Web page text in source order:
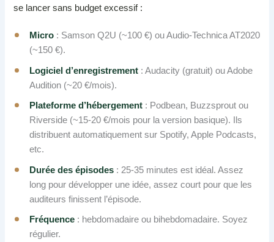
se lancer sans budget excessif :
Micro : Samson Q2U (~100 €) ou Audio-Technica AT2020
(~150 €).
Logiciel d’enregistrement : Audacity (gratuit) ou Adobe
Audition (~20 €/mois).
Plateforme d’hébergement : Podbean, Buzzsprout ou
Riverside (~15-20 €/mois pour la version basique). Ils
distribuent automatiquement sur Spotify, Apple Podcasts,
etc.
Durée des épisodes : 25-35 minutes est idéal. Assez
long pour développer une idée, assez court pour que les
auditeurs finissent l’épisode.
Fréquence : hebdomadaire ou bihebdomadaire. Soyez
régulier.